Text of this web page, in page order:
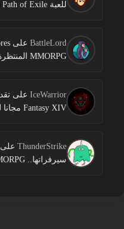
للعبة Path of Exile اصبح معروفا
BattleLord على
IceWarrior على
ThunderStrike على
سيرفراتها.. MMORPG جديدة بنمط 2D